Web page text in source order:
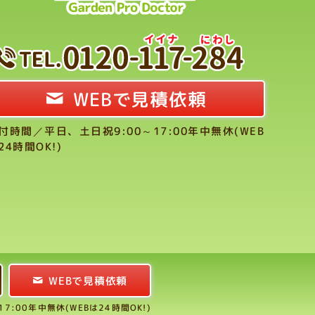
WEBで見積依頼
時間／平日、土日祝9:00～17:00年中無休(WEB
時間OK!)
WEBで見積依頼
年中無休(WEBは24時間OK!)